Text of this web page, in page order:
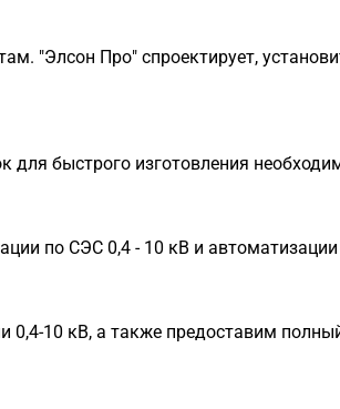
"Элсон Про" спроектирует,
быстрого изготовления
по СЭС 0,4 - 10 кВ и
10 кВ, а также предоставим